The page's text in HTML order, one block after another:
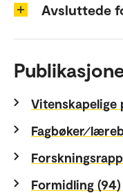
Avsluttede
Vitenskapelige
Formidling (94)